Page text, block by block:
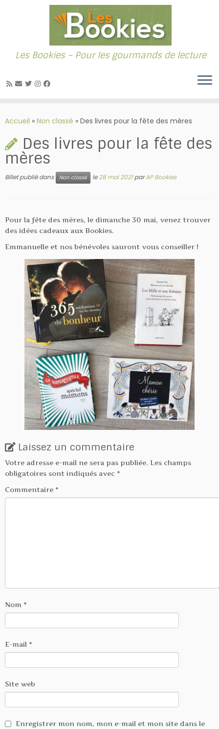
au
Les Bookies – Pour les gourmands de lecture
Accueil » Non classé » Des livres pour la fête des mères
Des livres pour la fête des
mères
Billet publié dans Non classé le28 mai 2021parAP Bookies
Pour la fête des mères, le dimanche 30 mai, venez trouver
des idées cadeaux aux Bookies.
Emmanuelle et nos bénévoles sauront vous conseiller !
Laissez un commentaire
Votre adresse e-mail ne sera pas publiée. Les champs
obligatoires sont indiqués avec *
Commentaire *
Nom *
E-mail *
Site web
Enregistrer mon nom, mon e-mail et mon site dans le